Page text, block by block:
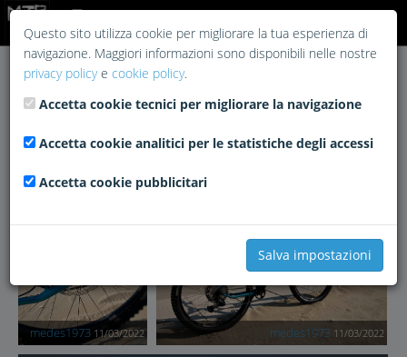
#Hardcore
1388 0 0
medes1973 11/03/2022 medes1973 11/03/2022
Questo sito utilizza cookie per migliorare la tua esperienza di
navigazione. Maggiori informazioni sono disponibili nelle nostre
privacy policye cookie policy.
Accetta cookie tecnici per migliorare la navigazione
Accetta cookie analitici per le statistiche degli accessi
Accetta cookie pubblicitari
Salva impostazioni